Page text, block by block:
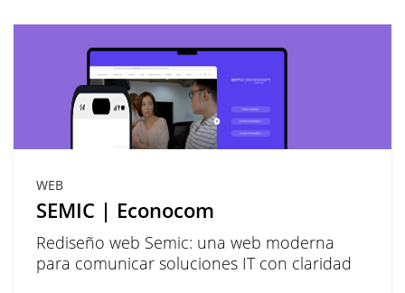
WEB
SEMIC | Econocom
Rediseño web Semic: una web moderna
para comunicar soluciones IT con claridad